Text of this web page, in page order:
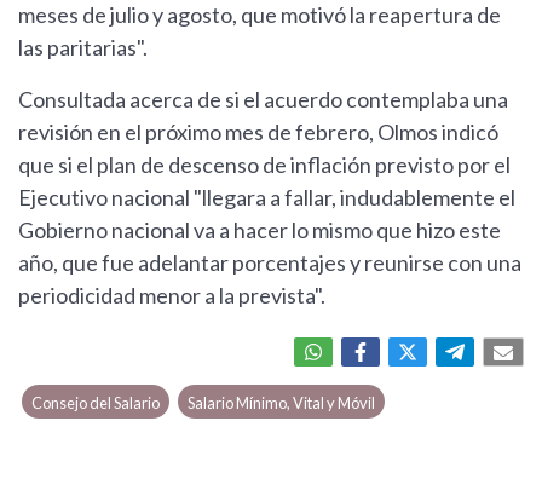
meses de julio y agosto, que motivó la reapertura de
las paritarias".
Consultada acerca de si el acuerdo contemplaba una
revisión en el próximo mes de febrero, Olmos indicó
que si el plan de descenso de inflación previsto por el
Ejecutivo nacional "llegara a fallar, indudablemente el
Gobierno nacional va a hacer lo mismo que hizo este
año, que fue adelantar porcentajes y reunirse con una
periodicidad menor a la prevista".
Consejo del Salario Salario Mínimo, Vital y Móvil